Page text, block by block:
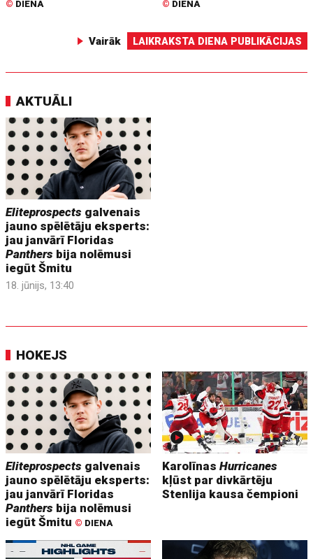
© DIENA © DIENA
Vairāk LAIKRAKSTA DIENA PUBLIKĀCIJAS
AKTUĀLI
Eliteprospects galvenais
jauno spēlētāju eksperts:
jau janvārī Floridas
Panthers bija nolēmusi
iegūt Šmitu
18. jūnijs, 13:40
HOKEJS
Eliteprospects galvenais
jauno spēlētāju eksperts:
jau janvārī Floridas
Panthers bija nolēmusi
iegūt Šmitu © DIENA
KarolīnasHurricanes
kļūst par divkārtēju
Stenlija kausa čempioni